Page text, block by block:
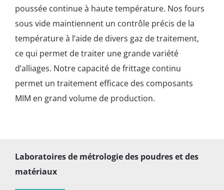
poussée continue à haute température. Nos fours
sous vide maintiennent un contrôle précis de la
température à l’aide de divers gaz de traitement,
ce qui permet de traiter une grande variété
d’alliages. Notre capacité de frittage continu
permet un traitement efficace des composants
MIM en grand volume de production.
Laboratoires de métrologie des poudres et des
matériaux